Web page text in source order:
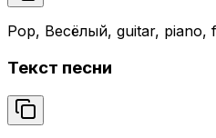
Pop, Весёлый, guitar, piano,
Текст песни